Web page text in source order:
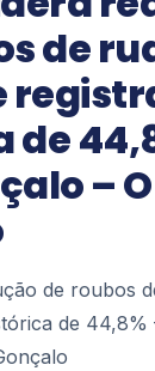
já
entre
para este
da
68 mil
Por
| –
e Vitória,
Maracanã. A
de
–
de roubos
de 44,8%